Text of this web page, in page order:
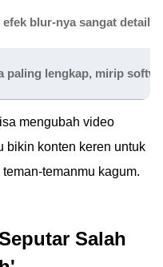
blur-nya sangat detail.
paling lengkap, mirip
mengubah video
bikin konten keren untuk
temanmu kagum.
Salah